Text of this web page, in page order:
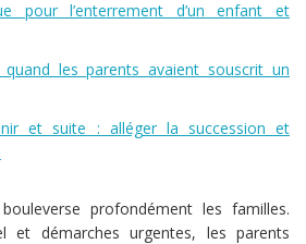
pour l’enterrement d’un enfant et
quand les parents avaient souscrit un
et suite : alléger la succession et
profondément les familles.
et démarches urgentes, les parents